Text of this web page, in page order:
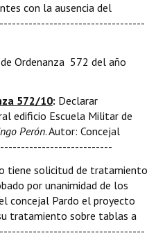
con la ausencia del
Ordenanza 572 del año
572/10: Declarar
edificio Escuela Militar de
Perón. Autor: Concejal
tiene solicitud de tratamiento
por unanimidad de los
concejal Pardo el proyecto
tratamiento sobre tablas a